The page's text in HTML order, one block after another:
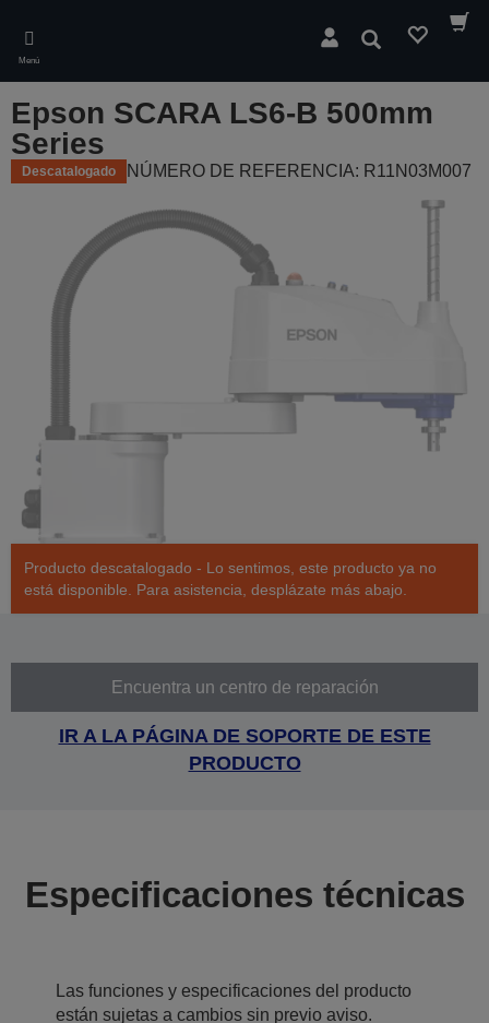
main
content
Menú
Buscar
Epson SCARA LS6-B 500mm
Series
Descatalogado NÚMERO DE REFERENCIA: R11N03M007
Producto descatalogado - Lo sentimos, este producto ya no
está disponible. Para asistencia, desplázate más abajo.
Encuentra un centro de reparación
IR A LA PÁGINA DE SOPORTE DE ESTE
PRODUCTO
Especificaciones técnicas
Las funciones y especificaciones del producto
están sujetas a cambios sin previo aviso.